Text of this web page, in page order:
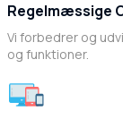
Regelmæssige
Vi forbedrer og
og funktioner.